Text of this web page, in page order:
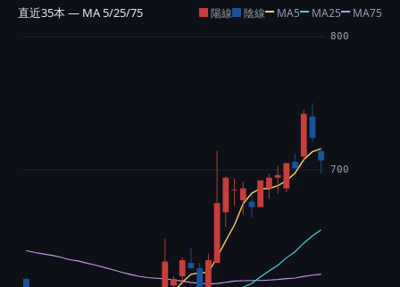
直近35本 — MA 5/25/75 陽線 陰線 MA5 MA25 MA75
700
800